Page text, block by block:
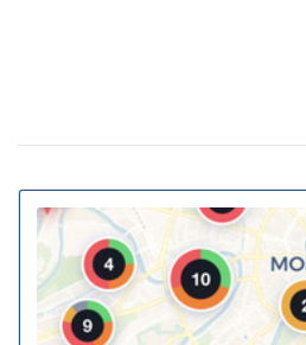
На Украину
18 августа 16:36
Штрафы до 3400
ужесточить наказание за
часа
10 июля 16:23 За животных в авто
лишать свободы: в КГГА